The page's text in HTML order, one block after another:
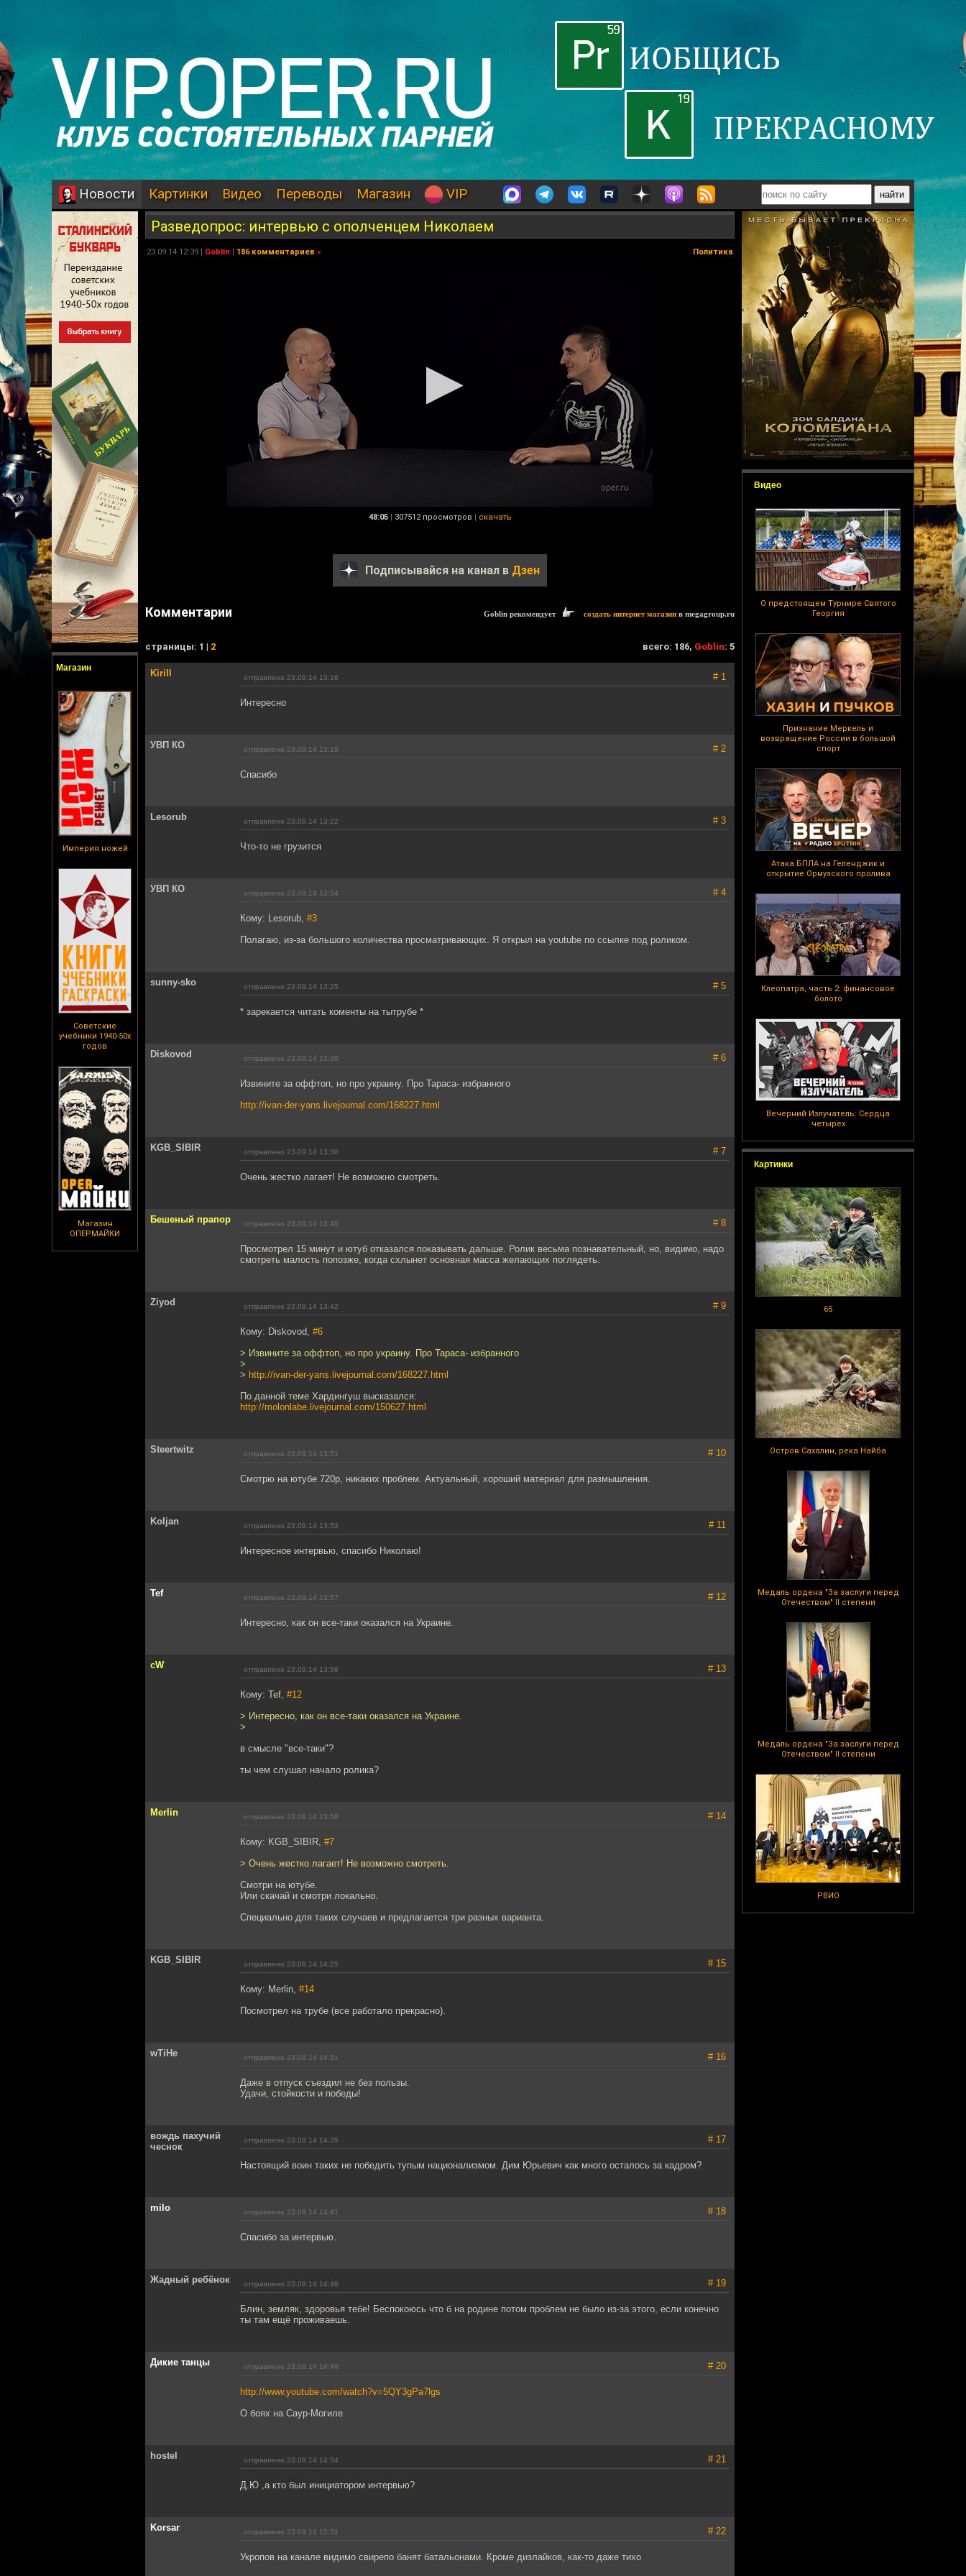
Новости Картинки Видео Переводы Магазин VIP
Магазин
Империя ножей
Советские
учебники 1940-50х
годов
Магазин
ОПЕРМАЙКИ
Видео
О предстоящем Турнире Святого
Георгия
Признание Меркель и
возвращение России в большой
спорт
Атака БПЛА на Геленджик и
открытие Ормузского пролива
Клеопатра, часть 2: финансовое
болото
Вечерний Излучатель: Сердца
четырех
Картинки
65
Остров Сахалин, река Найба
Медаль ордена "За заслуги перед
Отечеством" II степени
Медаль ордена "За заслуги перед
Отечеством" II степени
РВИО
Разведопрос: интервью с ополченцем Николаем
23.09.14 12:39 | Goblin | 186 комментариев » Политика
48:05 | 307512 просмотров | скачать
Подписывайся на канал в Дзен
Комментарии Goblin рекомендует создать интернет магазин в megagroup.ru
cтраницы: 1 | 2 всего: 186, Goblin: 5
Kirill отправлено 23.09.14 13:16 # 1
Интересно
УВП КО отправлено 23.09.14 13:18 # 2
Спасибо
Lesorub отправлено 23.09.14 13:22 # 3
Что-то не грузится
УВП КО отправлено 23.09.14 13:24 # 4
Кому: Lesorub, #3
Полагаю, из-за большого количества просматривающих. Я открыл на youtube по ссылке под роликом.
sunny-sko отправлено 23.09.14 13:25 # 5
* зарекается читать коменты на тытрубе *
Diskovod отправлено 23.09.14 13:30 # 6
Извините за оффтоп, но про украину. Про Тараса- избранного
http://ivan-der-yans.livejournal.com/168227.html
KGB_SIBIR отправлено 23.09.14 13:30 # 7
Очень жестко лагает! Не возможно смотреть.
Бешеный прапор отправлено 23.09.14 13:40 # 8
Просмотрел 15 минут и ютуб отказался показывать дальше. Ролик весьма познавательный, но, видимо, надо
смотреть малость попозже, когда схлынет основная масса желающих поглядеть.
Ziyod отправлено 23.09.14 13:42 # 9
Кому: Diskovod, #6
> Извините за оффтоп, но про украину. Про Тараса- избранного
>
> http://ivan-der-yans.livejournal.com/168227.html
По данной теме Хардингуш высказался:
http://molonlabe.livejournal.com/150627.html
Steertwitz отправлено 23.09.14 13:51 # 10
Смотрю на ютубе 720p, никаких проблем. Актуальный, хороший материал для размышления.
Koljan отправлено 23.09.14 13:53 # 11
Интересное интервью, спасибо Николаю!
Tef отправлено 23.09.14 13:57 # 12
Интересно, как он все-таки оказался на Украине.
cW отправлено 23.09.14 13:58 # 13
Кому: Tef, #12
> Интересно, как он все-таки оказался на Украине.
>
в смысле "все-таки"?
ты чем слушал начало ролика?
Merlin отправлено 23.09.14 13:58 # 14
Кому: KGB_SIBIR, #7
> Очень жестко лагает! Не возможно смотреть.
Смотри на ютубе.
Или скачай и смотри локально.
Специально для таких случаев и предлагается три разных варианта.
KGB_SIBIR отправлено 23.09.14 14:25 # 15
Кому: Merlin, #14
Посмотрел на трубе (все работало прекрасно).
wTiHe отправлено 23.09.14 14:31 # 16
Даже в отпуск съездил не без пользы.
Удачи, стойкости и победы!
вождь пахучий
чеснок
отправлено 23.09.14 14:35 # 17
Настоящий воин таких не победить тупым национализмом. Дим Юрьевич как много осталось за кадром?
milo отправлено 23.09.14 14:41 # 18
Спасибо за интервью.
Жадный ребёнок отправлено 23.09.14 14:48 # 19
Блин, земляк, здоровья тебе! Беспокоюсь что б на родине потом проблем не было из-за этого, если конечно
ты там ещё проживаешь.
Дикие танцы отправлено 23.09.14 14:49 # 20
http://www.youtube.com/watch?v=5QY3gPa7lgs
О боях на Саур-Могиле.
hostel отправлено 23.09.14 14:54 # 21
Д.Ю ,а кто был инициатором интервью?
Korsar отправлено 23.09.14 15:31 # 22
Укропов на канале видимо свирепо банят батальонами. Кроме дизлайков, как-то даже тихо